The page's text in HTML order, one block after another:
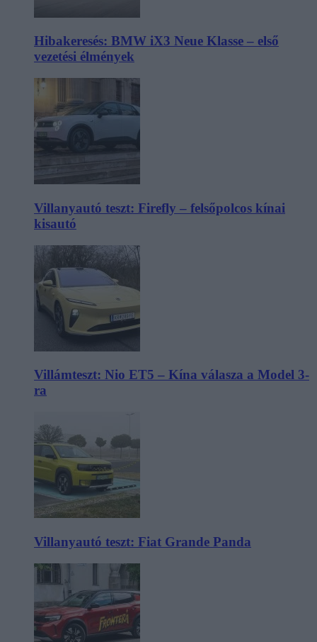
Hibakeresés: BMW iX3 Neue Klasse – első
vezetési élmények
Villanyautó teszt: Firefly – felsőpolcos kínai
kisautó
Villámteszt: Nio ET5 – Kína válasza a Model 3-
ra
Villanyautó teszt: Fiat Grande Panda